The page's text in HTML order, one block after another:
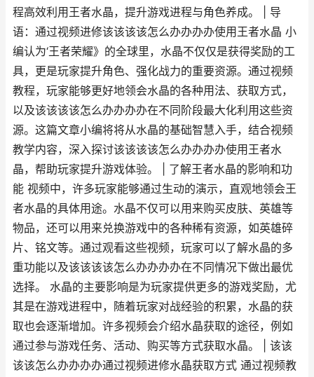
程高效利用王者水晶，提升游戏进程与角色养成。 | 导
语：通过视频进修该该该该怎么办办办办使用王者水晶 小
编认为‘王者荣耀》的全球里，水晶不仅仅是获得奖励的工
具，更是玩家提升角色、强化战力的重要资源。通过视频
教程，玩家能够更好地领会水晶的各种用法、获取方式，
以及该该该该怎么办办办办在不同阶段最大化利用这些资
源。这篇文章小编将将从水晶的基础智慧入手，结合视频
教学内容，深入探讨该该该该怎么办办办办使用王者水
晶，帮助玩家提升游戏体验。 | 了解王者水晶的影响和功
能 视频中，许多玩家能够通过生动的演示，直观地领会王
者水晶的具体用途。水晶不仅可以用来购买皮肤、英雄等
物品，还可以用来兑换游戏中的各种稀有资源，如英雄碎
片、铭文等。通过观看这些视频，玩家可以了解水晶的多
重功能以及该该该该怎么办办办办在不同情况下做出最优
选择。 水晶的主要影响是为玩家提供更多的游戏奖励，尤
其是在游戏进程中，随着玩家对战经验的积累，水晶的获
取也会逐渐增加。许多视频会介绍水晶获取的途径，例如
通过参与游戏任务、活动、购买等方式获取水晶。 | 该该
该该怎么办办办办通过视频进修水晶获取方式 通过视频教